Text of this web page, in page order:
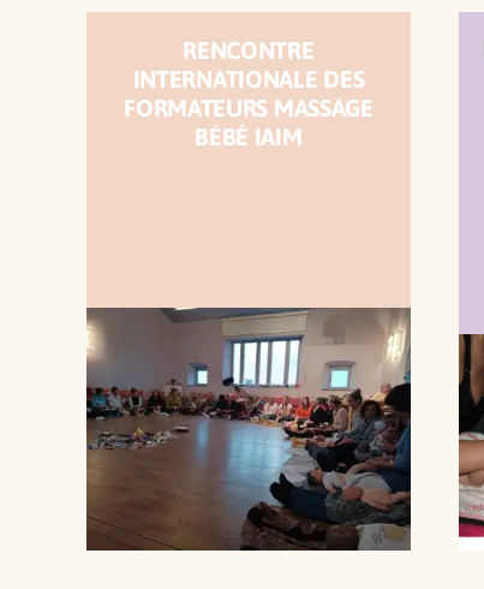
RENCONTRE
INTERNATIONALE DES
FORMATEURS MASSAGE
BÉBÉ IAIM